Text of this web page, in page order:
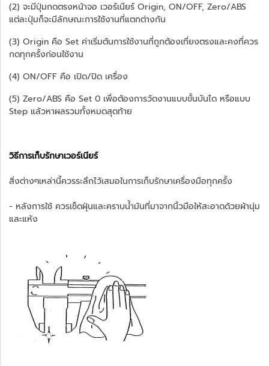
(2) จะมีปุ่มกดตรงหน้าจอ เวอร์เนียร์ Origin, ON/OFF, Zero/ABS
แต่ละปุ่มก็จะมีลักษณะการใช้งานที่แตกต่างกัน
(3) Origin คือ Set ค่าเริ่มต้นการใช้งานที่ถูกต้องเที่ยงตรงและคงที่ควร
กดทุกครั้งก่อนใช้งาน
(4) ON/OFF คือ เปิด/ปิด เครื่อง
(5) Zero/ABS คือ Set 0 เพื่อต้องการวัดงานแบบขั้นบันได หรือแบบ
Step แล้วหาผลรวมทั้งหมดสุดท้าย
วิธีการเก็บรักษาเวอร์เนียร์
สิ่งต่างๆเหล่านี้ควรระลึกไว้เสมอในการเก็บรักษาเครื่องมือทุกครั้ง
- หลังการใช้ ควรเช็ดฝุ่นและคราบน้ำมันที่มาจากนิ้วมือให้สะอาดด้วยผ้านุ่ม
และแห้ง